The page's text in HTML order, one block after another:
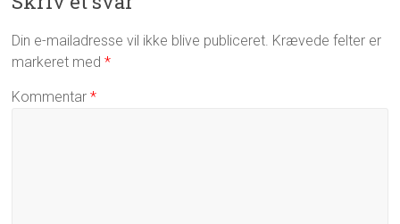
Din e-mailadresse vil ikke blive publiceret. Krævede felter er
markeret med*
Kommentar*